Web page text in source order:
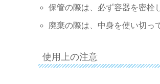
保管の際は、必ず容器を密栓
廃棄の際は、中身を使い切っ
使用上の注意